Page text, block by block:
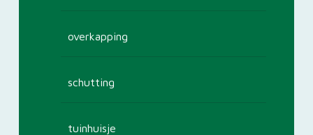
overkapping
schutting
tuinhuisje